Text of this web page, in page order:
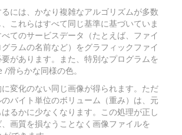
には、かなり複雑なアルゴリズムが多数
これらはすべて同じ基準に基づいていま
てのサービスデータ（たとえば、ファイ
ラムの名前など）をグラフィックファイ
があります。また、特別なプログラムを
滑らかな同様の色。
変化のない同じ画像が得られます。ただ
バイト単位のボリューム（重み）は、元
るかに少なくなります。この処理が正し
画質を損なうことなく画像ファイルを